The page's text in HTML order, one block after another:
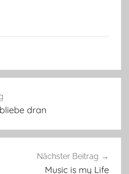
dran
Nächster Beitrag
Music is my Life